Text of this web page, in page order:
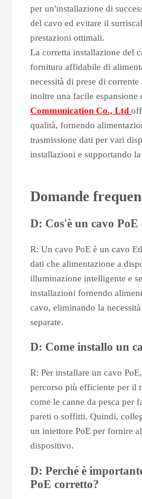
per un'installazione di
del cavo ed evitare il
prestazioni ottimali.
La corretta installazione del
fornitura affidabile di
necessità di prese di
inoltre una facile espansione
Communication Co., Ltd
qualità, fornendo
trasmissione dati per vari
installazioni e supportando
Domande
D: Cos'è un cavo PoE
R: Un cavo PoE è un cavo
dati che alimentazione a
illuminazione intelligente e
installazioni fornendo
cavo, eliminando la
separate.
D: Come installo un
R: Per installare un cavo
percorso più efficiente per il
come le canne da pesca per
pareti o soffitti. Quindi,
un iniettore PoE per fornire
dispositivo.
D: Perché è
PoE corretto?